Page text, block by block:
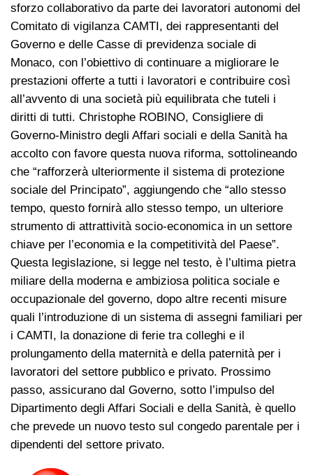
sforzo collaborativo da parte dei lavoratori autonomi del
Comitato di vigilanza CAMTI, dei rappresentanti del
Governo e delle Casse di previdenza sociale di
Monaco, con l’obiettivo di continuare a migliorare le
prestazioni offerte a tutti i lavoratori e contribuire così
all’avvento di una società più equilibrata che tuteli i
diritti di tutti. Christophe ROBINO, Consigliere di
Governo-Ministro degli Affari sociali e della Sanità ha
accolto con favore questa nuova riforma, sottolineando
che “rafforzerà ulteriormente il sistema di protezione
sociale del Principato”, aggiungendo che “allo stesso
tempo, questo fornirà allo stesso tempo, un ulteriore
strumento di attrattività socio-economica in un settore
chiave per l’economia e la competitività del Paese”.
Questa legislazione, si legge nel testo, è l’ultima pietra
miliare della moderna e ambiziosa politica sociale e
occupazionale del governo, dopo altre recenti misure
quali l’introduzione di un sistema di assegni familiari per
i CAMTI, la donazione di ferie tra colleghi e il
prolungamento della maternità e della paternità per i
lavoratori del settore pubblico e privato. Prossimo
passo, assicurano dal Governo, sotto l’impulso del
Dipartimento degli Affari Sociali e della Sanità, è quello
che prevede un nuovo testo sul congedo parentale per i
dipendenti del settore privato.